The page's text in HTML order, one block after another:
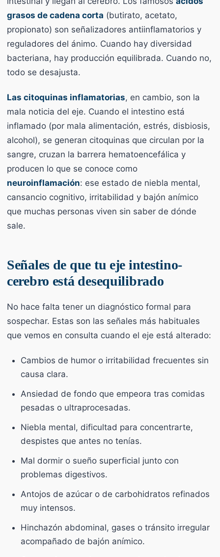
grasos de cadena corta (butirato, acetato,
propionato) son señalizadores antiinflamatorios y
reguladores del ánimo. Cuando hay diversidad
bacteriana, hay producción equilibrada. Cuando no,
todo se desajusta.
Las citoquinas inflamatorias, en cambio, son la
mala noticia del eje. Cuando el intestino está
inflamado (por mala alimentación, estrés, disbiosis,
alcohol), se generan citoquinas que circulan por la
sangre, cruzan la barrera hematoencefálica y
producen lo que se conoce como
neuroinflamación: ese estado de niebla mental,
cansancio cognitivo, irritabilidad y bajón anímico
que muchas personas viven sin saber de dónde
sale.
Señales de que tu eje intestino-
cerebro está desequilibrado
No hace falta tener un diagnóstico formal para
sospechar. Estas son las señales más habituales
que vemos en consulta cuando el eje está alterado:
Cambios de humor o irritabilidad frecuentes sin
causa clara.
Ansiedad de fondo que empeora tras comidas
pesadas o ultraprocesadas.
Niebla mental, dificultad para concentrarte,
despistes que antes no tenías.
Mal dormir o sueño superficial junto con
problemas digestivos.
Antojos de azúcar o de carbohidratos refinados
muy intensos.
Hinchazón abdominal, gases o tránsito irregular
acompañado de bajón anímico.